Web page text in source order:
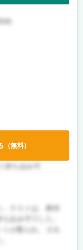
持ち込み可
テストは、教科
込み可でした。
無料）